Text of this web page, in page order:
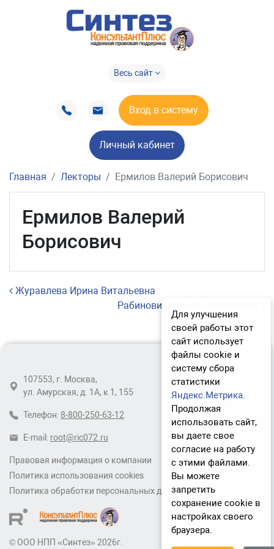
Весь сайт
Вход в систему
Личный кабинет
Главная Лекторы Ермилов Валерий Борисович
Ермилов Валерий
Борисович
Навигация по записям
Журавлева Ирина Витальевна
Рабинович Альмин Моисеевич
Правовая информация о компании
Политика использования cookies
Политика обработки персональных данных
© ООО НПП «Синтез» 2026г.
107553, г. Москва,
ул. Амурская, д. 1А, к 1, 155
Телефон: 8-800-250-63-12
E-mail: root@ric072.ru
Для улучшения
своей работы этот
сайт использует
файлы cookie и
систему сбора
статистики
Яндекс.Метрика.
Продолжая
использовать сайт,
вы даете свое
согласие на работу
с этими файлами.
Вы можете
запретить
сохранение cookie в
настройках своего
браузера.